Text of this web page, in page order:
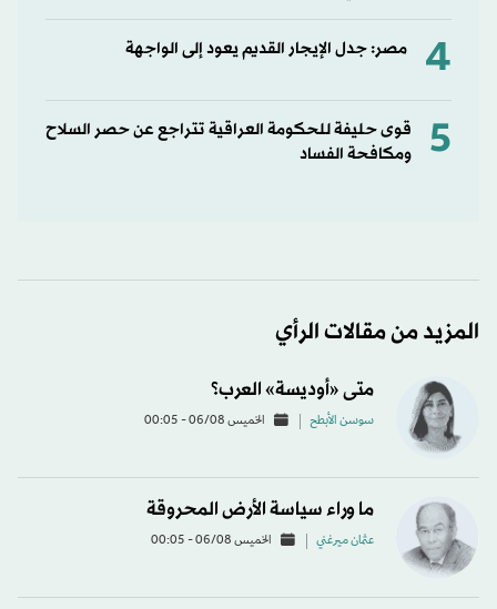
4 مصر: جدل الإيجار القديم يعود إلى الواجهة
5
قوى حليفة للحكومة العراقية تتراجع عن حصر السلاح
ومكافحة الفساد
المزيد من مقالات الرأي
متى «أوديسة» العرب؟
سوسن الأبطح الخميس 06/08 - 00:05
ما وراء سياسة الأرض المحروقة
عثمان ميرغني الخميس 06/08 - 00:05